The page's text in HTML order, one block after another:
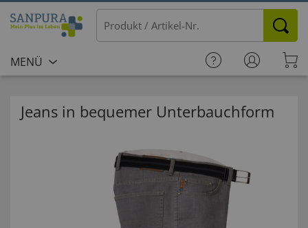
MENÜ
Jeans in bequemer Unterbauchform